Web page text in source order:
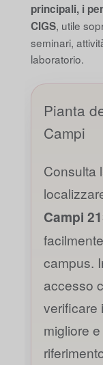
principali, i
CIGS, utile
seminari,
laboratorio.
Pianta
Campi
Consulta
Campi
campus.
accesso
verificare
migliore